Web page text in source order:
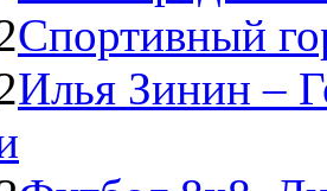
Спортивный
Илья Зинин –